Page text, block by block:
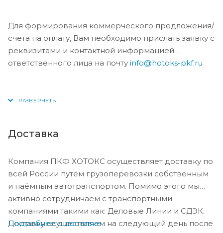
Для формирования коммерческого предложения/
счета на оплату, Вам необходимо прислать заявку с
реквизитами и контактной информацией
ответственного лица на почту info@hotoks-pkf.ru
Доставка
Компания ПКФ ХОТОКС осуществляет доставку по
всей России путём грузоперевозки собственным
и наёмным автотранспортом. Помимо этого мы
активно сотрудничаем с транспортными
компаниями такими как: Деловые Линии и СДЭК.
Доставку осуществляем на следующий день после
Подробнее о доставке